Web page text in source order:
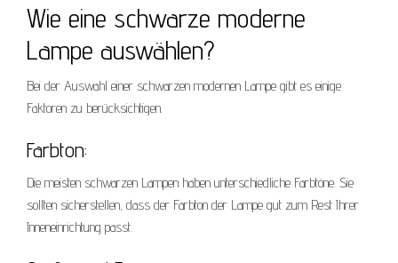
Wie eine schwarze moderne
Lampe auswählen?
Bei der Auswahl einer schwarzen modernen Lampe gibt es einige
Faktoren zu berücksichtigen.
Farbton:
Die meisten schwarzen Lampen haben unterschiedliche Farbtöne. Sie
sollten sicherstellen, dass der Farbton der Lampe gut zum Rest Ihrer
Inneneinrichtung passt.